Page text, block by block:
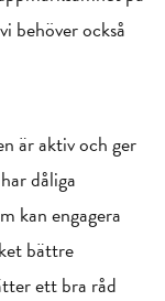
behöver också
är aktiv och ger
dåliga
kan engagera
bättre
ett bra råd